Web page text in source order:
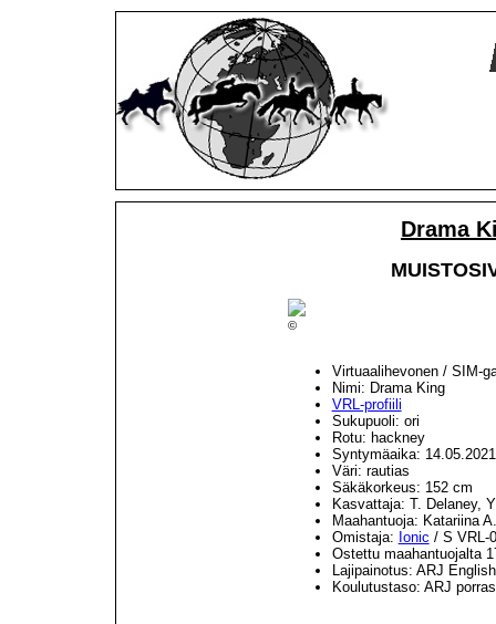
Drama
©
Virtuaalihevonen / SIM-
Nimi: Drama King
VRL-profiili
Sukupuoli: ori
Rotu: hackney
Syntymäaika:
Väri: rautias
Säkäkorkeus: 152 cm
Kasvattaja: T. Delaney,
Maahantuoja: Katariina
Omistaja: Ionic / S VRL-
Ostettu maahantuojalta
Lajipainotus: ARJ
Koulutustaso: ARJ